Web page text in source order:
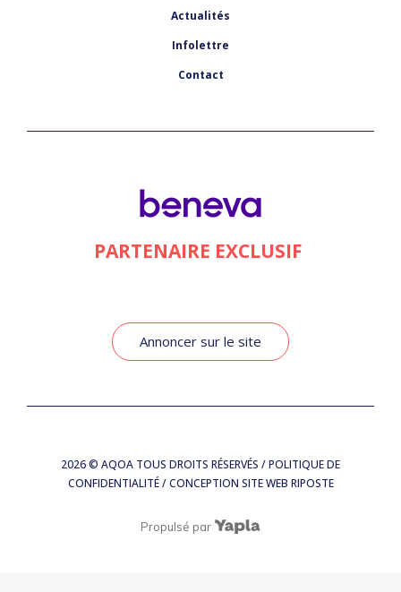
Actualités
Infolettre
Contact
PARTENAIRE EXCLUSIF
Annoncer sur le site
2026© AQOA TOUS DROITS RÉSERVÉS /POLITIQUE DE
CONFIDENTIALITÉ/ CONCEPTION SITE WEB RIPOSTE
Propulsé par